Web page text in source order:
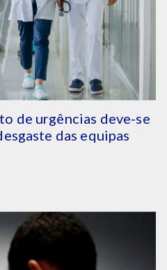
de urgências deve-se
das equipas